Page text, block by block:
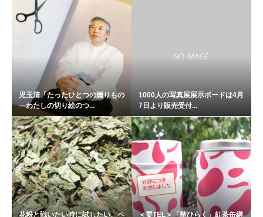
児玉清「たったひとつの贈りもの
―わたしの切り絵のつ...
1000人の写真展展示ボードは4月
7日より販売受付...
花粉と戦いたい時に試したい、ペ ＜要TEL＞「華ひらく」紅茶缶継